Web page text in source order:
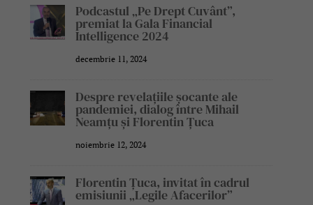
Podcastul „Pe Drept Cuvânt”,
premiat la Gala Financial
Intelligence 2024
decembrie 11, 2024
Despre revelațiile șocante ale
pandemiei, dialog între Mihail
Neamțu și Florentin Țuca
noiembrie 12, 2024
Florentin Țuca, invitat în cadrul
emisiunii „Legile Afacerilor”